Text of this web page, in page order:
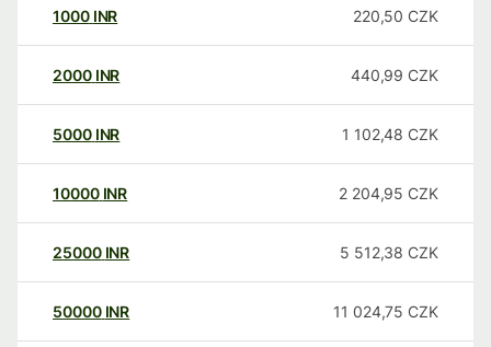
1000 INR 220,50 CZK
2000 INR 440,99 CZK
5000 INR 1 102,48 CZK
10000 INR 2 204,95 CZK
25000 INR 5 512,38 CZK
50000 INR 11 024,75 CZK